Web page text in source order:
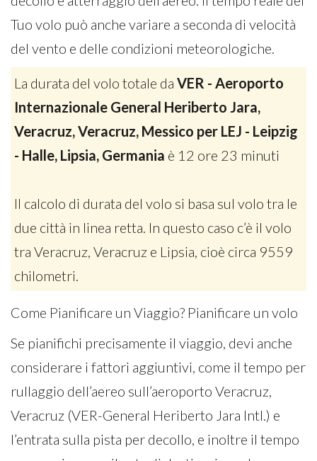
Tuo volo può anche variare a seconda di velocità
del vento e delle condizioni meteorologiche.
La durata del volo totale da VER - Aeroporto
Internazionale General Heriberto Jara,
Veracruz, Veracruz, Messico per LEJ - Leipzig
- Halle, Lipsia, Germania è 12 ore 23 minuti
Il calcolo di durata del volo si basa sul volo tra le
due città in linea retta. In questo caso c’è il volo
tra Veracruz, Veracruz e Lipsia, cioè circa 9559
chilometri.
Come Pianificare un Viaggio? Pianificare un volo
Se pianifichi precisamente il viaggio, devi anche
considerare i fattori aggiuntivi, come il tempo per
rullaggio dell’aereo sull’aeroporto Veracruz,
Veracruz (VER-General Heriberto Jara Intl.) e
l’entrata sulla pista per decollo, e inoltre il tempo